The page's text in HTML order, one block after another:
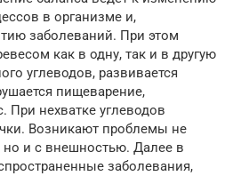
в организме и,
заболеваний. При этом
как в одну, так и в другую
углеводов, развивается
пищеварение,
При нехватке углеводов
Возникают проблемы не
но и с внешностью. Далее в
заболевания,